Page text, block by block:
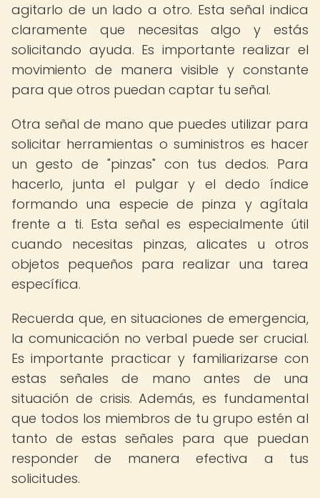
agitarlo de un lado a otro. Esta señal indica
claramente que necesitas algo y estás
solicitando ayuda. Es importante realizar el
movimiento de manera visible y constante
para que otros puedan captar tu señal.
Otra señal de mano que puedes utilizar para
solicitar herramientas o suministros es hacer
un gesto de "pinzas" con tus dedos. Para
hacerlo, junta el pulgar y el dedo índice
formando una especie de pinza y agítala
frente a ti. Esta señal es especialmente útil
cuando necesitas pinzas, alicates u otros
objetos pequeños para realizar una tarea
específica.
Recuerda que, en situaciones de emergencia,
la comunicación no verbal puede ser crucial.
Es importante practicar y familiarizarse con
estas señales de mano antes de una
situación de crisis. Además, es fundamental
que todos los miembros de tu grupo estén al
tanto de estas señales para que puedan
responder de manera efectiva a tus
solicitudes.